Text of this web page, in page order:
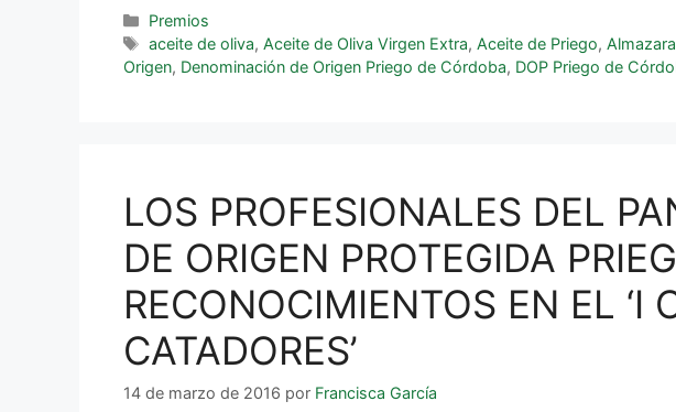
Premios
aceite de oliva,Aceite de Oliva Virgen Extra,Aceite de Priego,
Origen, Denominación de Origen Priego de Córdoba, DOP Priego de
LOS PROFESIONALES DEL
DE ORIGEN PROTEGIDA
RECONOCIMIENTOS EN EL
CATADORES’
14 de marzo de 2016 por Francisca García